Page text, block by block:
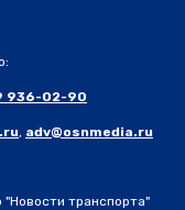
936-02-90
, adv@osnmedia.ru
транспорта"